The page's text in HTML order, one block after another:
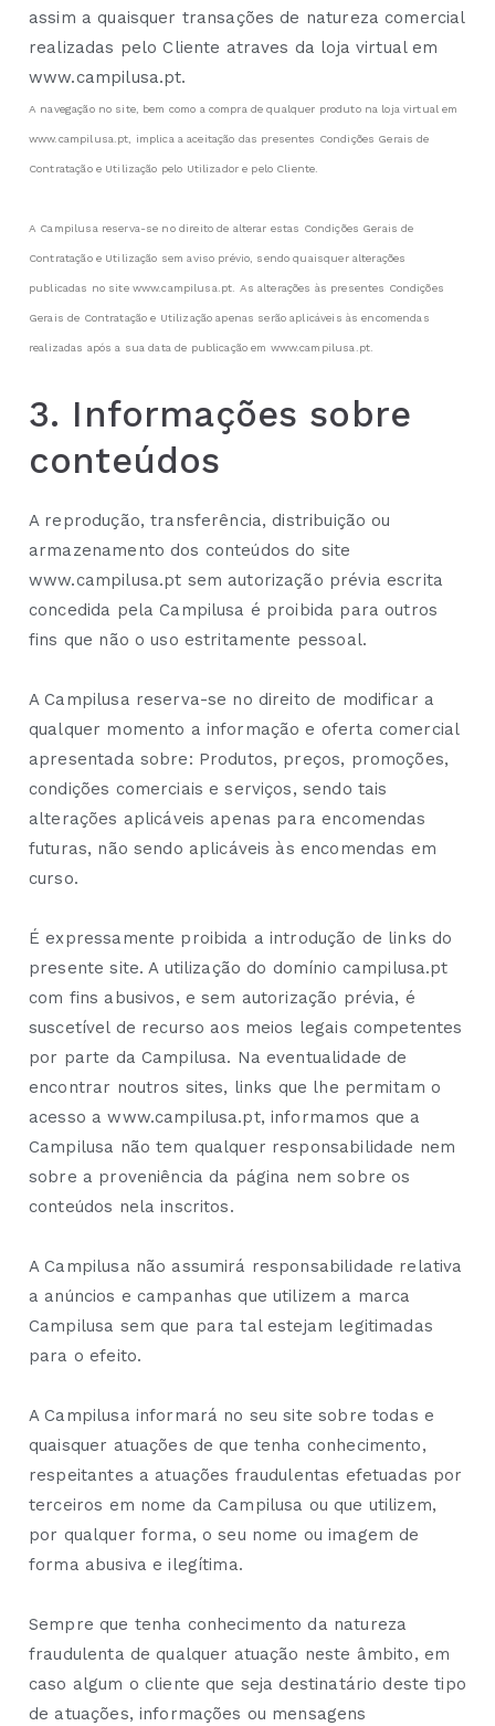
assim a quaisquer transações de natureza comercial
realizadas pelo Cliente atraves da loja virtual em
www.campilusa.pt.
A navegação no site, bem como a compra de qualquer produto na loja virtual em
www.campilusa.pt, implica a aceitação das presentes Condições Gerais de
Contratação e Utilização pelo Utilizador e pelo Cliente.
A Campilusa reserva-se no direito de alterar estas Condições Gerais de
Contratação e Utilização sem aviso prévio, sendo quaisquer alterações
publicadas no site www.campilusa.pt. As alterações às presentes Condições
Gerais de Contratação e Utilização apenas serão aplicáveis às encomendas
realizadas após a sua data de publicação em www.campilusa.pt.
3. Informações sobre
conteúdos
A reprodução, transferência, distribuição ou
armazenamento dos conteúdos do site
www.campilusa.pt sem autorização prévia escrita
concedida pela Campilusa é proibida para outros
fins que não o uso estritamente pessoal.
A Campilusa reserva-se no direito de modificar a
qualquer momento a informação e oferta comercial
apresentada sobre: Produtos, preços, promoções,
condições comerciais e serviços, sendo tais
alterações aplicáveis apenas para encomendas
futuras, não sendo aplicáveis às encomendas em
curso.
É expressamente proibida a introdução de links do
presente site. A utilização do domínio campilusa.pt
com fins abusivos, e sem autorização prévia, é
suscetível de recurso aos meios legais competentes
por parte da Campilusa. Na eventualidade de
encontrar noutros sites, links que lhe permitam o
acesso a www.campilusa.pt, informamos que a
Campilusa não tem qualquer responsabilidade nem
sobre a proveniência da página nem sobre os
conteúdos nela inscritos.
A Campilusa não assumirá responsabilidade relativa
a anúncios e campanhas que utilizem a marca
Campilusa sem que para tal estejam legitimadas
para o efeito.
A Campilusa informará no seu site sobre todas e
quaisquer atuações de que tenha conhecimento,
respeitantes a atuações fraudulentas efetuadas por
terceiros em nome da Campilusa ou que utilizem,
por qualquer forma, o seu nome ou imagem de
forma abusiva e ilegítima.
Sempre que tenha conhecimento da natureza
fraudulenta de qualquer atuação neste âmbito, em
caso algum o cliente que seja destinatário deste tipo
de atuações, informações ou mensagens